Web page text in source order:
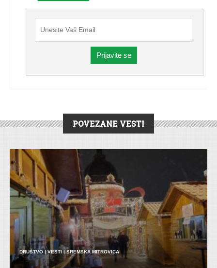
Prijavite se
POVEZANE VESTI
DRUŠTVO |VESTI | SREMSKA MITROVICA